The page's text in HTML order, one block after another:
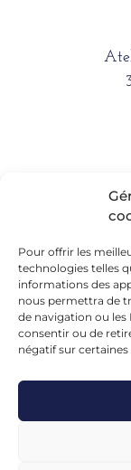
Pour offrir les
technologies telles
informations des
nous permettra de
de navigation ou les
consentir ou de
négatif sur